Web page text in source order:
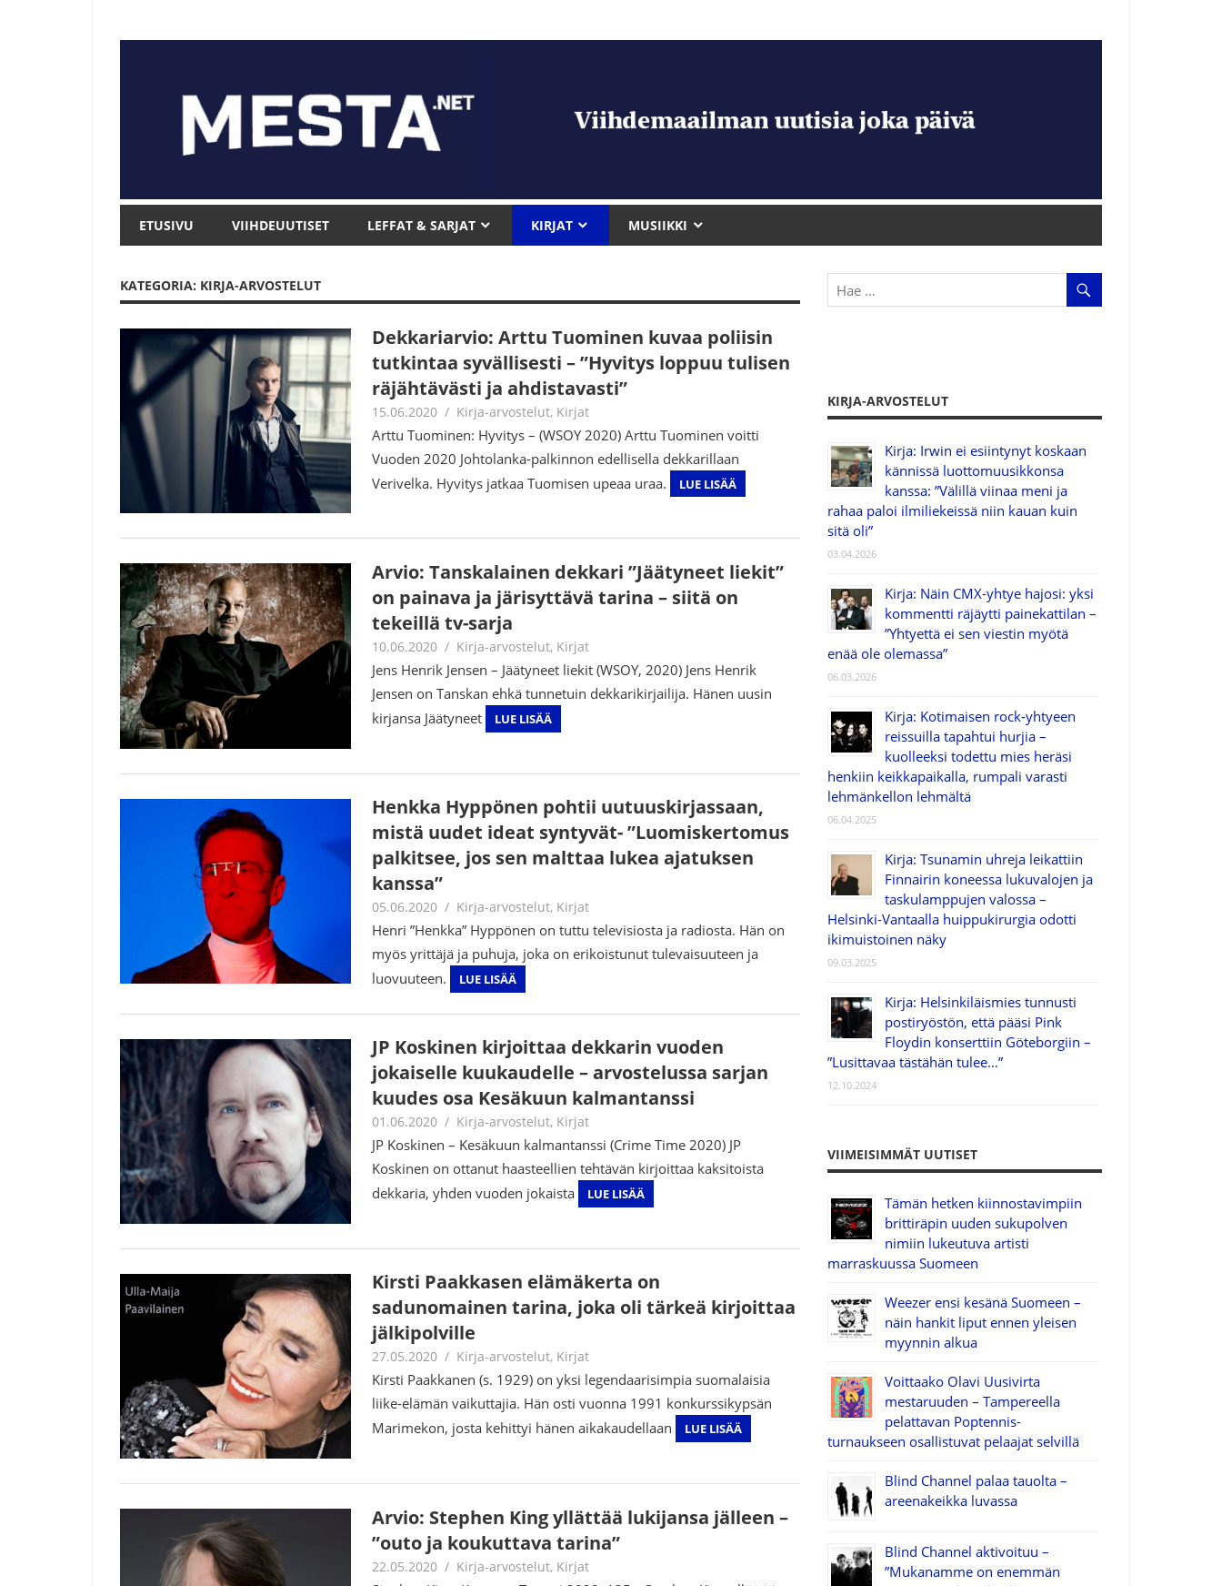
Mesta.net
ETUSIVU VIIHDEUUTISET LEFFAT & SARJAT KIRJAT MUSIIKKI
KATEGORIA: KIRJA-ARVOSTELUT
Dekkariarvio: Arttu Tuominen kuvaa poliisin
tutkintaa syvällisesti – ”Hyvitys loppuu tulisen
räjähtävästi ja ahdistavasti”
15.06.2020 Jouni Hirn
Kirja-arvostelut, Kirjat
Arttu Tuominen: Hyvitys – (WSOY 2020) Arttu Tuominen voitti
Vuoden 2020 Johtolanka-palkinnon edellisella dekkarillaan
Verivelka. Hyvitys jatkaa Tuomisen upeaa uraa.
LUE LISÄÄ
Arvio: Tanskalainen dekkari ”Jäätyneet liekit”
on painava ja järisyttävä tarina – siitä on
tekeillä tv-sarja
10.06.2020 Jouni Hirn
Kirja-arvostelut, Kirjat
Jens Henrik Jensen – Jäätyneet liekit (WSOY, 2020) Jens Henrik
Jensen on Tanskan ehkä tunnetuin dekkarikirjailija. Hänen uusin
kirjansa Jäätyneet
LUE LISÄÄ
Henkka Hyppönen pohtii uutuuskirjassaan,
mistä uudet ideat syntyvät- ”Luomiskertomus
palkitsee, jos sen malttaa lukea ajatuksen
kanssa”
05.06.2020 Jouni Hirn
Kirja-arvostelut, Kirjat
Henri ”Henkka” Hyppönen on tuttu televisiosta ja radiosta. Hän on
myös yrittäjä ja puhuja, joka on erikoistunut tulevaisuuteen ja
luovuuteen.
LUE LISÄÄ
JP Koskinen kirjoittaa dekkarin vuoden
jokaiselle kuukaudelle – arvostelussa sarjan
kuudes osa Kesäkuun kalmantanssi
01.06.2020 Jouni Hirn
Kirja-arvostelut, Kirjat
JP Koskinen – Kesäkuun kalmantanssi (Crime Time 2020) JP
Koskinen on ottanut haasteellien tehtävän kirjoittaa kaksitoista
dekkaria, yhden vuoden jokaista
LUE LISÄÄ
Kirsti Paakkasen elämäkerta on
sadunomainen tarina, joka oli tärkeä kirjoittaa
jälkipolville
27.05.2020 Jouni Hirn
Kirja-arvostelut, Kirjat
Kirsti Paakkanen (s. 1929) on yksi legendaarisimpia suomalaisia
liike-elämän vaikuttajia. Hän osti vuonna 1991 konkurssikypsän
Marimekon, josta kehittyi hänen aikakaudellaan
LUE LISÄÄ
Arvio: Stephen King yllättää lukijansa jälleen –
”outo ja koukuttava tarina”
22.05.2020 Jouni Hirn
Kirja-arvostelut, Kirjat
KIRJA-ARVOSTELUT
Kirja: Irwin ei esiintynyt koskaan
kännissä luottomuusikkonsa
kanssa: ”Välillä viinaa meni ja
rahaa paloi ilmiliekeissä niin kauan kuin
sitä oli”
03.04.2026
Kirja: Näin CMX-yhtye hajosi: yksi
kommentti räjäytti painekattilan –
”Yhtyettä ei sen viestin myötä
enää ole olemassa”
06.03.2026
Kirja: Kotimaisen rock-yhtyeen
reissuilla tapahtui hurjia –
kuolleeksi todettu mies heräsi
henkiin keikkapaikalla, rumpali varasti
lehmänkellon lehmältä
06.04.2025
Kirja: Tsunamin uhreja leikattiin
Finnairin koneessa lukuvalojen ja
taskulamppujen valossa –
Helsinki-Vantaalla huippukirurgia odotti
ikimuistoinen näky
09.03.2025
Kirja: Helsinkiläismies tunnusti
postiryöstön, että pääsi Pink
Floydin konserttiin Göteborgiin –
”Lusittavaa tästähän tulee…”
12.10.2024
VIIMEISIMMÄT UUTISET
Tämän hetken kiinnostavimpiin
brittiräpin uuden sukupolven
nimiin lukeutuva artisti
marraskuussa Suomeen
Weezer ensi kesänä Suomeen –
näin hankit liput ennen yleisen
myynnin alkua
Voittaako Olavi Uusivirta
mestaruuden – Tampereella
pelattavan Poptennis-
turnaukseen osallistuvat pelaajat selvillä
Blind Channel palaa tauolta –
areenakeikka luvassa
Blind Channel aktivoituu –
”Mukanamme on enemmän